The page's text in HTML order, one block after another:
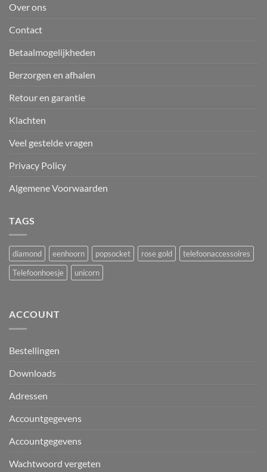
Over ons
Contact
Betaalmogelijkheden
Berzorgen en afhalen
Retour en garantie
Klachten
Veel gestelde vragen
Privacy Policy
Algemene Voorwaarden
TAGS
diamond eenhoorn popsocket rose gold
telefoonaccessoires
Telefoonhoesje
unicorn
ACCOUNT
Bestellingen
Downloads
Adressen
Accountgegevens
Accountgegevens
Wachtwoord vergeten